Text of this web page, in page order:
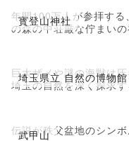
寳登山神社
年間100万人が参拝する
の森の中荘厳な佇まい
埼玉県立 自然の博物館
巨大ザメや謎の海獣は圧
埼玉の自然を深く探求
武甲山
伝説が秩父盆地のシン